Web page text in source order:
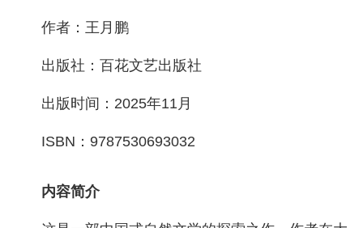
作者：王月鹏
出版社：百花文艺出版社
出版时间：2025年11月
ISBN：9787530693032
内容简介